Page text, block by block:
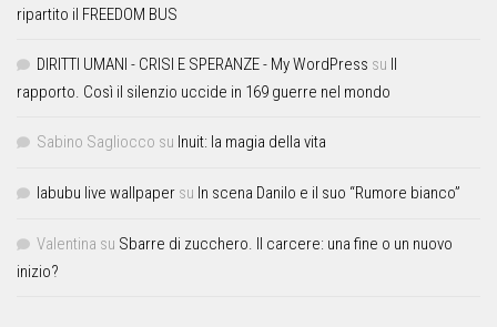
ripartito il FREEDOM BUS
DIRITTI UMANI - CRISI E SPERANZE - My WordPress su Il
rapporto. Così il silenzio uccide in 169 guerre nel mondo
Sabino Sagliocco su Inuit: la magia della vita
labubu live wallpaper su In scena Danilo e il suo “Rumore bianco”
Valentina su Sbarre di zucchero. Il carcere: una fine o un nuovo
inizio?